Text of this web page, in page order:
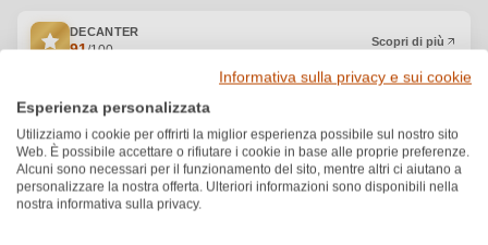
DECANTER
91/100
Scopri di più
2/3
Altri premi (+2)
Informativa sulla privacy e sui cookie
Esperienza personalizzata
Utilizziamo i cookie per offrirti la miglior esperienza possibile sul nostro sito
Web. È possibile accettare o rifiutare i cookie in base alle proprie preferenze.
Alcuni sono necessari per il funzionamento del sito, mentre altri ci aiutano a
personalizzare la nostra offerta. Ulteriori informazioni sono disponibili nella
nostra informativa sulla privacy.